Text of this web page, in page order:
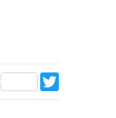
Facebook